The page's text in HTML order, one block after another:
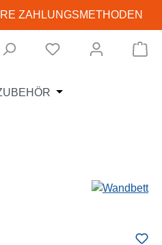
ZAHLUNGSMETHODEN
Öffne oder Schließe